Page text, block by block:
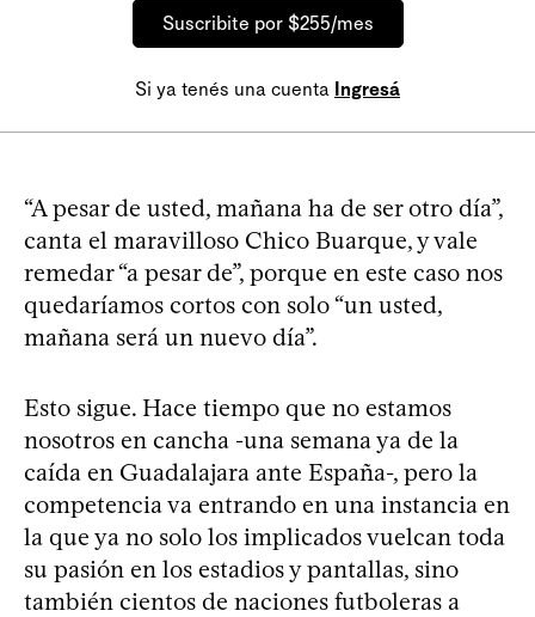
Suscribite por $255/mes
Si ya tenés una cuenta Ingresá
“A pesar de usted, mañana ha de ser otro día”,
canta el maravilloso Chico Buarque, y vale
remedar “a pesar de”, porque en este caso nos
quedaríamos cortos con solo “un usted,
mañana será un nuevo día”.
Esto sigue. Hace tiempo que no estamos
nosotros en cancha -una semana ya de la
caída en Guadalajara ante España-, pero la
competencia va entrando en una instancia en
la que ya no solo los implicados vuelcan toda
su pasión en los estadios y pantallas, sino
también cientos de naciones futboleras a